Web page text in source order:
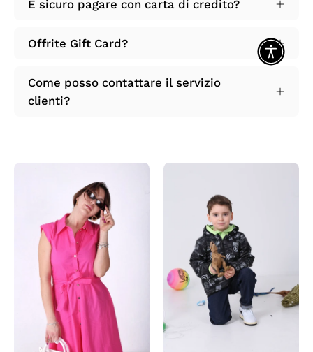
È sicuro pagare con carta di credito?
Offrite Gift Card?
Come posso contattare il servizio
clienti?